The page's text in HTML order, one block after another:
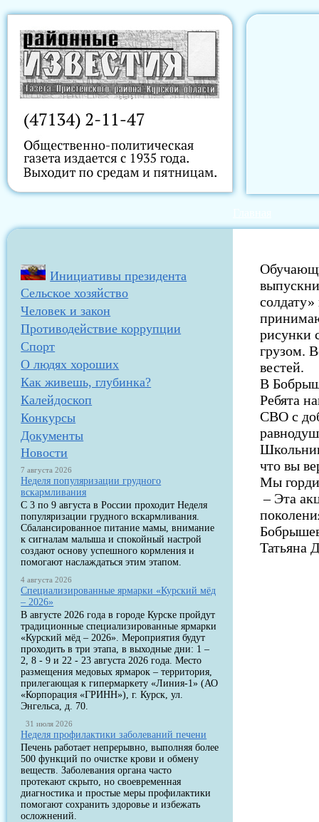
Инициативы президента
Сельское хозяйство
Человек и закон
Противодействие коррупции
Спорт
О людях хороших
Как живешь, глубинка?
Калейдоскоп
Конкурсы
Документы
Новости
7 августа 2026
Неделя популяризации грудного
вскармливания
С 3 по 9 августа в России проходит Неделя
популяризации грудного вскармливания.
Сбалансированное питание мамы, внимание
к сигналам малыша и спокойный настрой
создают основу успешного кормления и
помогают наслаждаться этим этапом.
4 августа 2026
Специализированные ярмарки «Курский мёд
– 2026»
В августе 2026 года в городе Курске пройдут
традиционные специализированные ярмарки
«Курский мёд – 2026». Мероприятия будут
проходить в три этапа, в выходные дни: 1 –
2, 8 - 9 и 22 - 23 августа 2026 года. Место
размещения медовых ярмарок – территория,
прилегающая к гипермаркету «Линия-1» (АО
«Корпорация «ГРИНН»), г. Курск, ул.
Энгельса, д. 70.
31 июля 2026
Неделя профилактики заболеваний печени
Печень работает непрерывно, выполняя более
500 функций по очистке крови и обмену
веществ. Заболевания органа часто
протекают скрыто, но своевременная
диагностика и простые меры профилактики
помогают сохранить здоровье и избежать
осложнений.
рисунки
грузом.
вестей.
В
Ребята
СВО с
что вы
Мы
– Эта
Татьяна